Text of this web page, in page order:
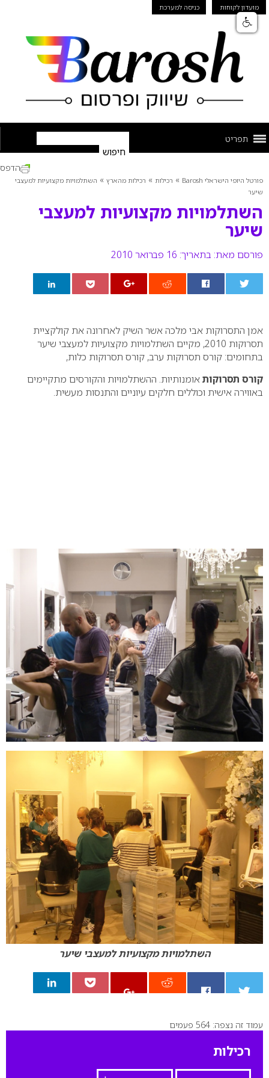
מועדון לקוחות כניסה למערכת
תפריט
פורטל היופי הישראלי Barosh » רכילות » רכילות מהארץ » השתלמויות מקצועיות למעצבי
שיער
השתלמויות מקצועיות למעצבי
שיער
פורסם מאת: בתאריך: 16 פברואר 2010
הדפס
אמן התסרוקות אבי מלכה אשר השיק לאחרונה את קולקציית
תסרוקות 2010, מקיים השתלמויות מקצועיות למעצבי שיער
בתחומים: קורס תסרוקות ערב, קורס תסרוקות כלות,
קורס תסרוקותאומנותיות. ההשתלמויות והקורסים מתקיימים
באווירה אישית וכוללים חלקים עיוניים והתנסות מעשית.
השתלמויות מקצועיות למעצבי שיער
0
עמוד זה נצפה: 564 פעמים
רכילות